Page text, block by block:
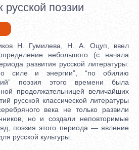
поэзии
Н. Гумилева, Н. А. Оцуп, ввел
небольшого (с начала
развития русской литературы:
силе и энергии”, “по обилию
поэзия этого времени была
продолжательницей величайших
русской классической литературы
века не только развили
но и создали неповторимые
поэзия этого периода — явление
русской культуры.